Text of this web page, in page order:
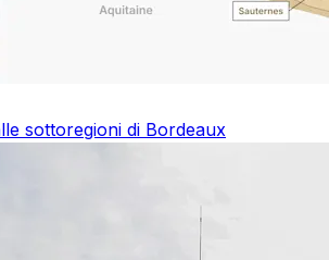
sottoregioni di Bordeaux